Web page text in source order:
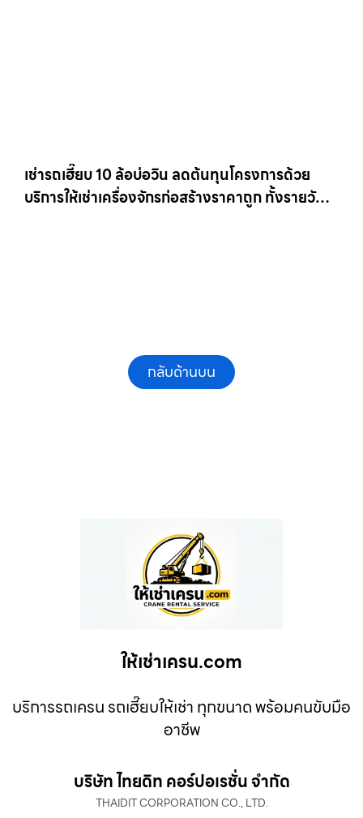
เช่ารถเฮี๊ยบ 10 ล้อบ่อวิน ลดต้นทุนโครงการด้วย
บริการให้เช่าเครื่องจักรก่อสร้างราคาถูก ทั้งรายวัน
กลับด้านบน
ให้เช่าเครน.com
บริการรถเครน รถเฮี๊ยบให้เช่า ทุกขนาด พร้อมคนขับมือ
อาชีพ
บริษัท ไทยดิท คอร์ปอเรชั่น จำกัด
THAIDIT CORPORATION CO., LTD.